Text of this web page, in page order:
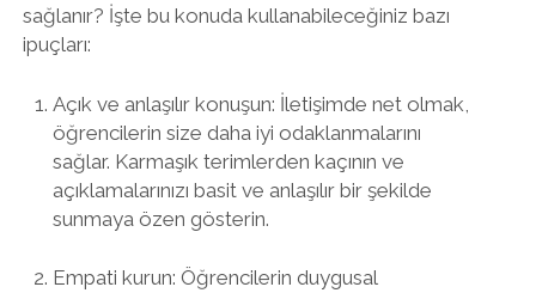
sağlanır? İşte bu konuda kullanabileceğiniz bazı
ipuçları:
Açık ve anlaşılır konuşun: İletişimde net olmak,
öğrencilerin size daha iyi odaklanmalarını
sağlar. Karmaşık terimlerden kaçının ve
açıklamalarınızı basit ve anlaşılır bir şekilde
sunmaya özen gösterin.
Empati kurun: Öğrencilerin duygusal